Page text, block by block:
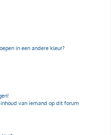
in een andere kleur?
van iemand op dit forum